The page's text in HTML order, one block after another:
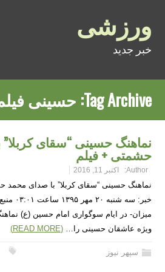
ورزشی
خبر جدید
Tag Archive: حسینی
نماهنگ حسینی “سقای
حشمتی + فیلم
Author: اکتبر 11, 2016
نماهنگ حسینی “سقای کربلا” با صدای محمد
خبر:
میزان- در ایام سوگواری امام حسین (ع)
ویژه عاشقان حسینی را…(READ MORE)
سپهر نیوز